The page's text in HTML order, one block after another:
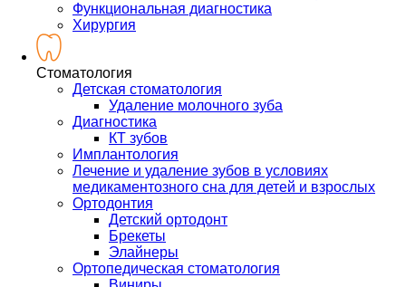
Функциональная диагностика
Хирургия
Стоматология
Детская стоматология
Удаление молочного зуба
Диагностика
КТ зубов
Имплантология
Лечение и удаление зубов в условиях
медикаментозного сна для детей и взрослых
Ортодонтия
Детский ортодонт
Брекеты
Элайнеры
Ортопедическая стоматология